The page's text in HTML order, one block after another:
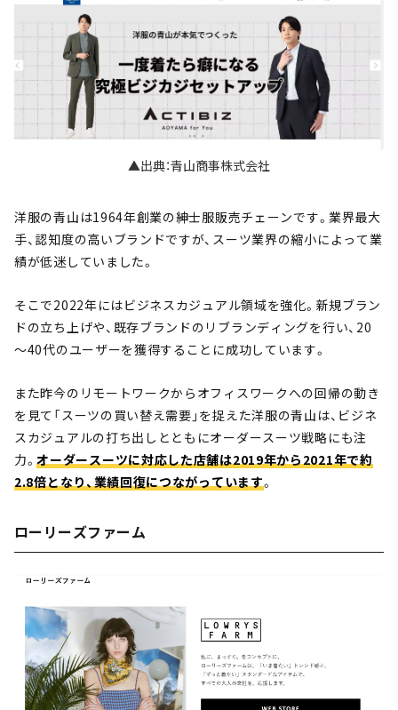
▲出典：青山商事株式会社
洋服の青山は1964年創業の紳士服販売チェーンです。業界最大
手、認知度の高いブランドですが、スーツ業界の縮小によって業
績が低迷していました。
そこで2022年にはビジネスカジュアル領域を強化。新規ブラン
ドの立ち上げや、既存ブランドのリブランディングを行い、20
～40代のユーザーを獲得することに成功しています。
また昨今のリモートワークからオフィスワークへの回帰の動き
を見て「スーツの買い替え需要」を捉えた洋服の青山は、ビジネ
スカジュアルの打ち出しとともにオーダースーツ戦略にも注
力。オーダースーツに対応した店舗は2019年から2021年で約
2.8倍となり、業績回復につながっています。
ローリーズファーム